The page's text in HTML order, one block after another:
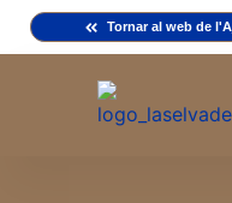
Tornar al web de